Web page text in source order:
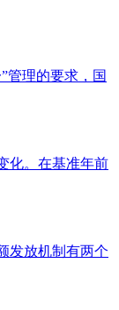
管理的要求，国
化。在基准年前
发放机制有两个